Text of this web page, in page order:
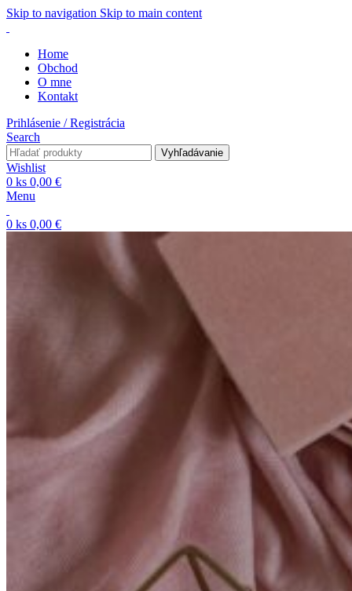
Skip to navigation Skip to main content
Home
Obchod
O mne
Kontakt
Prihlásenie / Registrácia
Search
Vyhľadávanie
Wishlist
0 ks 0,00 €
Menu
0 ks 0,00 €